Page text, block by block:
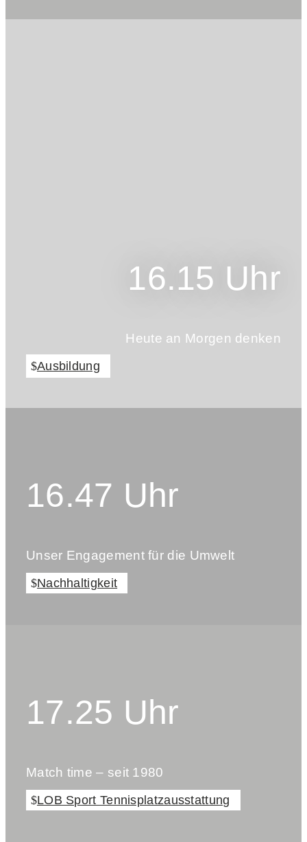
16.15 Uhr
Heute an Morgen denken
Ausbildung
16.47 Uhr
Unser Engagement für die Umwelt
Nachhaltigkeit
17.25 Uhr
Match time – seit 1980
LOB Sport Tennisplatzausstattung